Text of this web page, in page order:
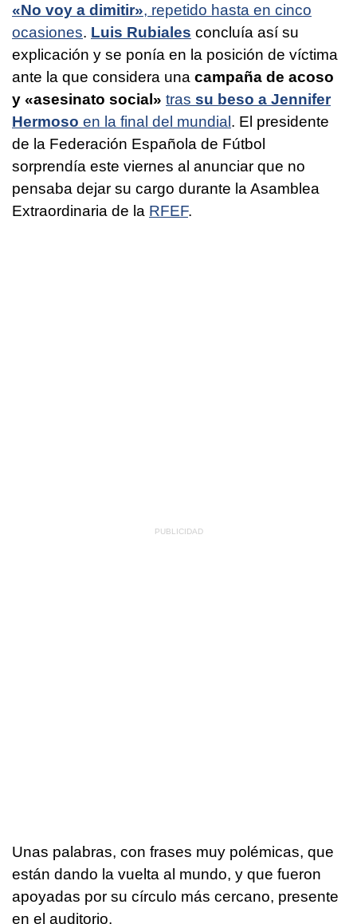
«No voy a dimitir», repetido hasta en cinco
ocasiones. Luis Rubiales concluía así su
explicación y se ponía en la posición de víctima
ante la que considera una campaña de acoso
y «asesinato social» tras su beso a Jennifer
Hermoso en la final del mundial. El presidente
de la Federación Española de Fútbol
sorprendía este viernes al anunciar que no
pensaba dejar su cargo durante la Asamblea
Extraordinaria de la RFEF.
Unas palabras, con frases muy polémicas, que
están dando la vuelta al mundo, y que fueron
apoyadas por su círculo más cercano, presente
en el auditorio.